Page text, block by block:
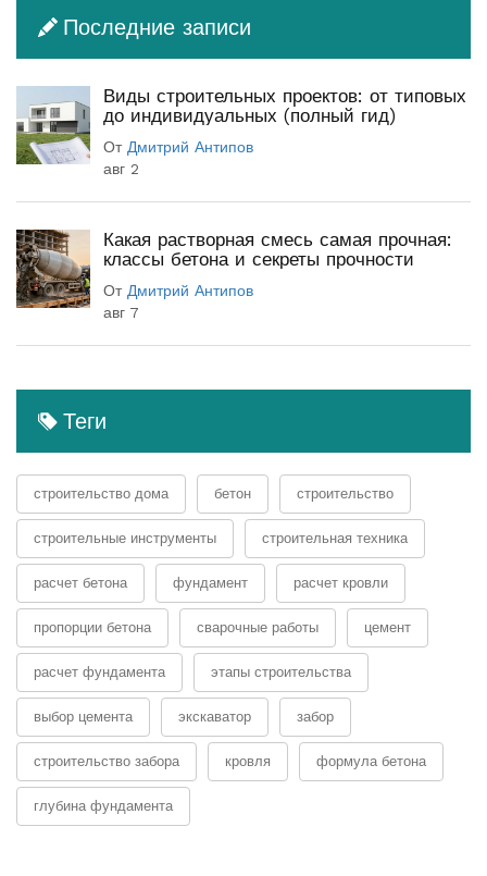
Последние записи
Виды строительных проектов: от типовых
до индивидуальных (полный гид)
От Дмитрий Антипов
авг 2
Какая растворная смесь самая прочная:
классы бетона и секреты прочности
От Дмитрий Антипов
авг 7
Теги
строительство дома бетон строительство
строительные инструменты строительная техника
расчет бетона фундамент расчет кровли
пропорции бетона сварочные работы цемент
расчет фундамента этапы строительства
выбор цемента экскаватор забор
строительство забора кровля формула бетона
глубина фундамента